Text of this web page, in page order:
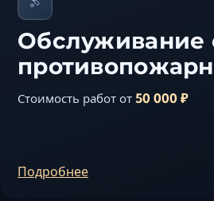
Обслуживание
Стоимость работ от 50 000 ₽
Подробнее